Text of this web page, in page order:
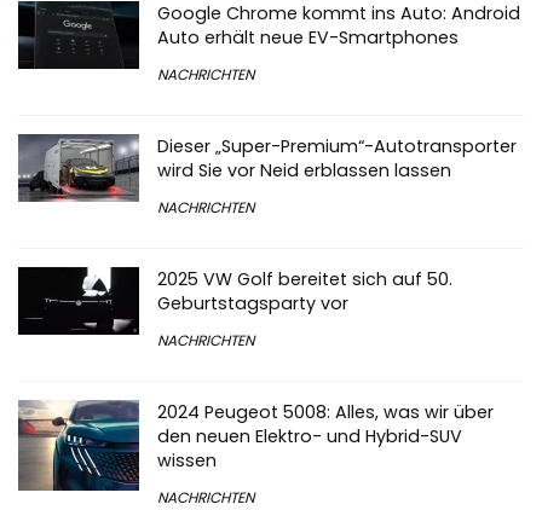
Google Chrome kommt ins Auto: Android
Auto erhält neue EV-Smartphones
NACHRICHTEN
Dieser „Super-Premium“-Autotransporter
wird Sie vor Neid erblassen lassen
NACHRICHTEN
2025 VW Golf bereitet sich auf 50.
Geburtstagsparty vor
NACHRICHTEN
2024 Peugeot 5008: Alles, was wir über
den neuen Elektro- und Hybrid-SUV
wissen
NACHRICHTEN